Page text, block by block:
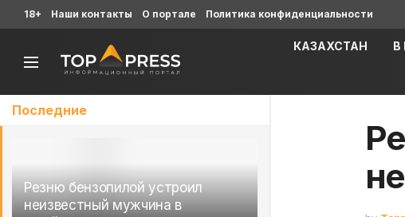
Последние
Резню бензопилой устроил
неизвестный мужчина в
18+ Наши контакты О портале Политика конфиденциальности
КАЗАХСТАН В